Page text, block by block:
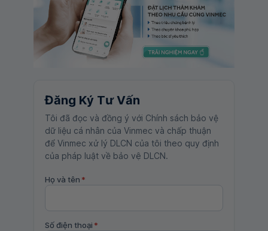
Đăng Ký Tư Vấn
Tôi đã đọc và đồng ý với Chính sách bảo vệ
dữ liệu cá nhân của Vinmec và chấp thuận
để Vinmec xử lý DLCN của tôi theo quy định
của pháp luật về bảo vệ DLCN.
Họ và tên *
Số điện thoại *